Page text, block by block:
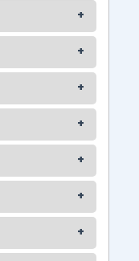
+
+
+
+
+
+
+